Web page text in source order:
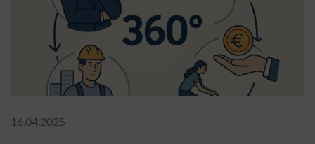
16.04.2025